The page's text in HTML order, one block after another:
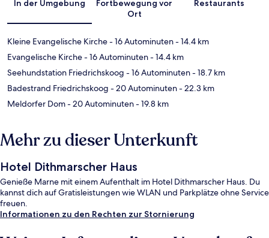
In der Umgebung
Fortbewegung vor
Ort
Restaurants
Kleine Evangelische Kirche- 16 Autominuten- 14.4 km
Evangelische Kirche- 16 Autominuten- 14.4 km
Seehundstation Friedrichskoog - 16 Autominuten- 18.7 km
Badestrand Friedrichskoog - 20 Autominuten- 22.3 km
Meldorfer Dom- 20 Autominuten- 19.8 km
Mehr zu dieser Unterkunft
Hotel Dithmarscher Haus
Genieße Marne mit einem Aufenthalt im Hotel Dithmarscher Haus. Du
kannst dich auf Gratisleistungen wie WLAN und Parkplätze ohne Service
freuen.
Informationen zu den Rechten zur Stornierung